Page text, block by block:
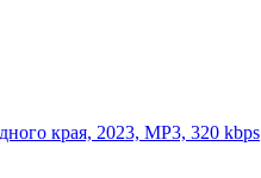
края, 2023, MP3, 320 kbps